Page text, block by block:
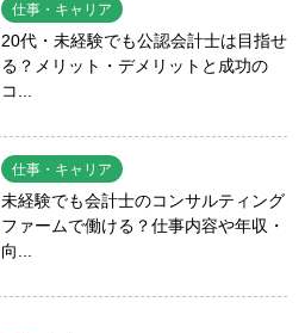
仕事・キャリア
20代・未経験でも公認会計士は目指せ
る？メリット・デメリットと成功の
コ...
仕事・キャリア
未経験でも会計士のコンサルティング
ファームで働ける？仕事内容や年収・
向...